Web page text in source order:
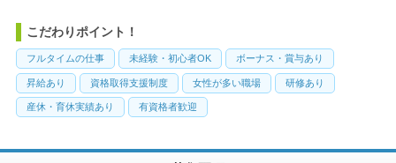
こだわりポイント！
フルタイムの仕事 未経験・初心者OK ボーナス・賞与あり
昇給あり 資格取得支援制度 女性が多い職場 研修あり
産休・育休実績あり 有資格者歓迎